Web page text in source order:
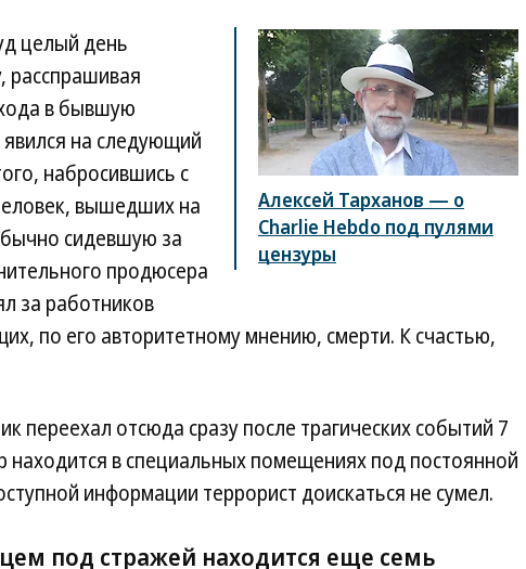
Алексей Тарханов — о
Charlie Hebdo под пулями
цензуры
целый день
расспрашивая
в бывшую
на следующий
набросившись с
вышедших на
сидевшую за
продюсера
за работников
по его авторитетному мнению, смерти. К счастью,
переехал отсюда сразу после трагических событий 7
находится в специальных помещениях под постоянной
информации террорист доискаться не сумел.
под стражей находится еще семь